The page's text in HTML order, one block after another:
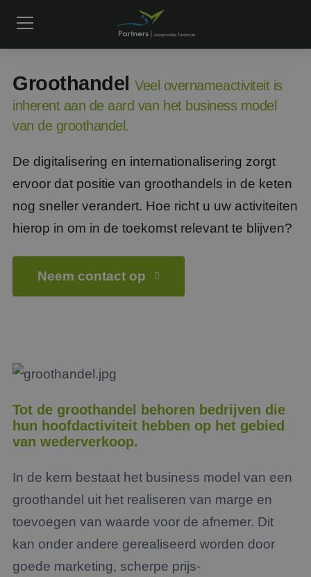
GroothandelVeel overnameactiviteit is
inherent aan de aard van het business model
van de groothandel.
De digitalisering en internationalisering zorgt
ervoor dat positie van groothandels in de keten
nog sneller verandert. Hoe richt u uw activiteiten
hierop in om in de toekomst relevant te blijven?
Neem contact op
Tot de groothandel behoren bedrijven die
hun hoofdactiviteit hebben op het gebied
van wederverkoop.
In de kern bestaat het business model van een
groothandel uit het realiseren van marge en
toevoegen van waarde voor de afnemer. Dit
kan onder andere gerealiseerd worden door
goede marketing, scherpe prijs-